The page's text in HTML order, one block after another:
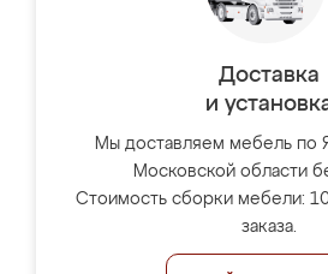
Доставка
и
Мы доставляем мебель по
Московской области
Стоимость сборки мебели:
заказа.